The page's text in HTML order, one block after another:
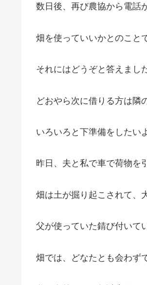
数日後、再び農協から電話
畑を使っていいかとのこと
それにはどうぞと答えまし
どおやら次に借りる方は隣
いろいろと下準備をしたい
昨日、夫と私で車で荷物を
畑は土が掘り起こされて、
父が使っていた錆び付いて
畑では、どなたとも会わず